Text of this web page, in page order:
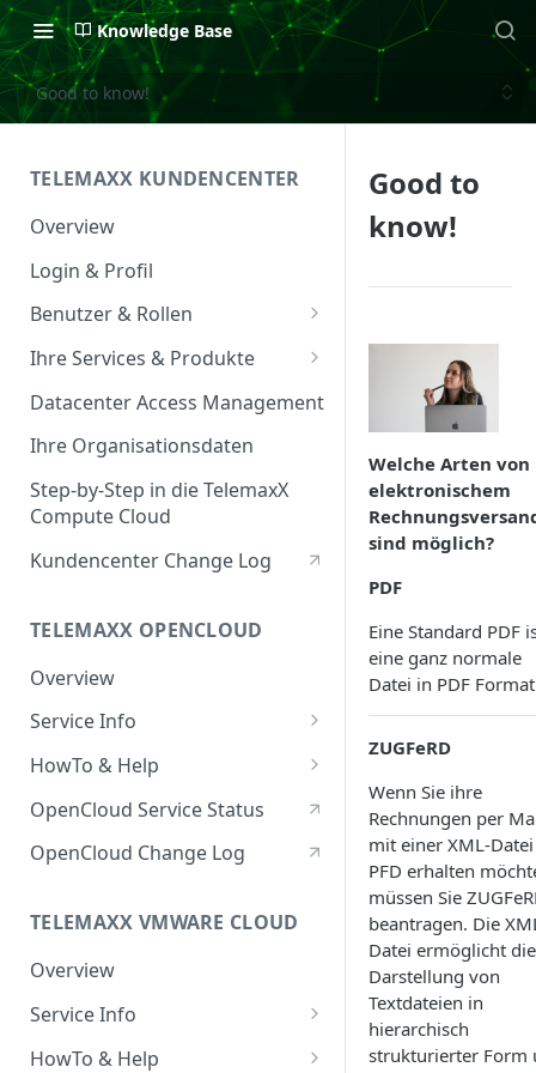
Knowledge Base
Good to know!
TELEMAXX KUNDENCENTER
Overview
Login & Profil
Benutzer & Rollen
Benutzer verwalten
Rollen & Rechte
Ihre Services & Produkte
Services Overview
Service Management
Service & Vertrag
Ansprechpartner &
Berechtigte Personen
Datacenter Access Management
Ihre Organisationsdaten
Step-by-Step in die TelemaxX
Compute Cloud
Kundencenter Change Log
TELEMAXX OPENCLOUD
Overview
Service Info
Service Portal
Service Access & Ports
Projects & User Roles
Features & Functions
Flavors
Images
Compute Storage
HowTo & Help
Generell
Installation mit eigener ISO
HowTo: Eigene ISOs in der
OpenCloud verwenden
Compute
erstellen
HowTo: pfSense - zpool
vergrößern
HowTo: Windows-VM mit
Allgemeine Informationen
HowTo: Router
HowTo: Sicherheitsgruppen
Volumes & Block Storage
HowTo: Volume-Type ändern
einer Windows-Instanz
Backup
HowTo: Dateizugriff auf
Load Balancer
HowTo: Load Balancing mit
DNS
OpenCloud Service Status
OpenCloud Change Log
TELEMAXX VMWARE CLOUD
Overview
Service Info
Service Portal
HowTo & Help
Good to
know!
Welche Arten von
elektronischem
sind möglich?
PDF
Eine Standard PDF
eine ganz normale
Datei in PDF
ZUGFeRD
Wenn Sie ihre
Rechnungen per
mit einer XML-
PFD erhalten
müssen Sie
beantragen. Die
Datei ermöglicht die
Darstellung von
Textdateien in
hierarchisch
strukturierter Form